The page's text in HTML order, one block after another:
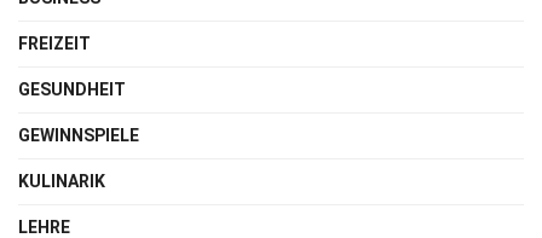
FREIZEIT
GESUNDHEIT
GEWINNSPIELE
KULINARIK
LEHRE